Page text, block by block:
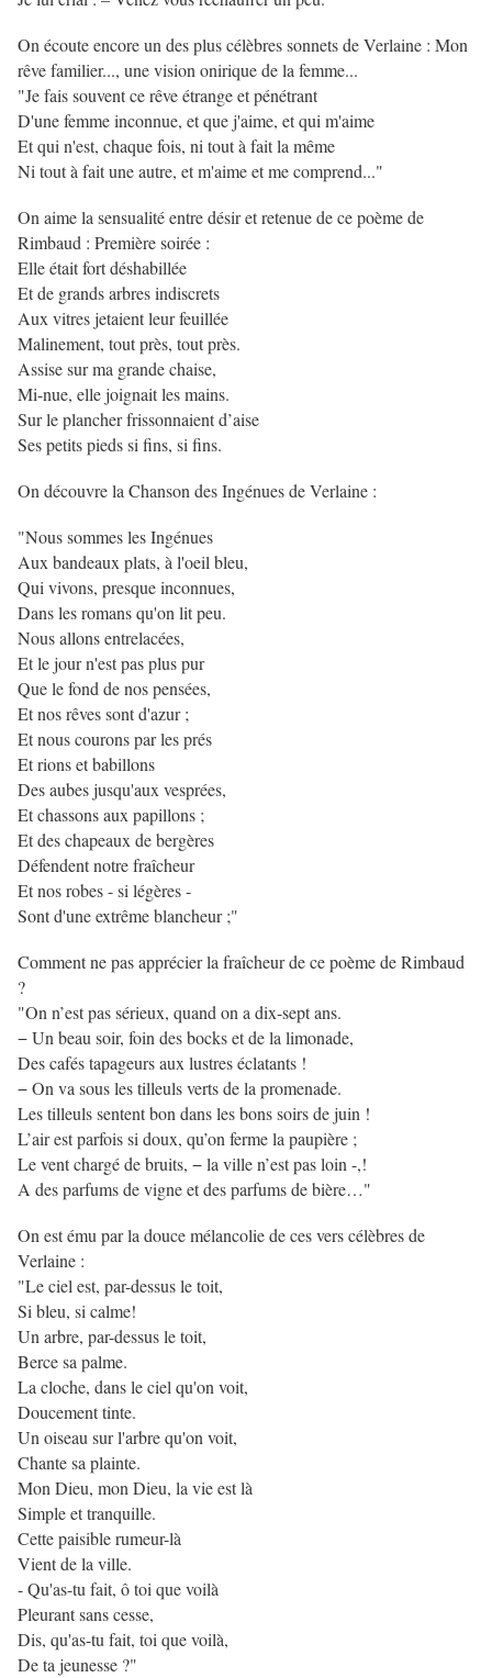
On écoute encore un des plus célèbres sonnets de Verlaine : Mon
rêve familier..., une vision onirique de la femme...
"Je fais souvent ce rêve étrange et pénétrant
D'une femme inconnue, et que j'aime, et qui m'aime
Et qui n'est, chaque fois, ni tout à fait la même
Ni tout à fait une autre, et m'aime et me comprend..."
On aime la sensualité entre désir et retenue de ce poème de
Rimbaud : Première soirée :
Elle était fort déshabillée
Et de grands arbres indiscrets
Aux vitres jetaient leur feuillée
Malinement, tout près, tout près.
Assise sur ma grande chaise,
Mi-nue, elle joignait les mains.
Sur le plancher frissonnaient d’aise
Ses petits pieds si fins, si fins.
On découvre la Chanson des Ingénues de Verlaine :
"Nous sommes les Ingénues
Aux bandeaux plats, à l'oeil bleu,
Qui vivons, presque inconnues,
Dans les romans qu'on lit peu.
Nous allons entrelacées,
Et le jour n'est pas plus pur
Que le fond de nos pensées,
Et nos rêves sont d'azur ;
Et nous courons par les prés
Et rions et babillons
Des aubes jusqu'aux vesprées,
Et chassons aux papillons ;
Et des chapeaux de bergères
Défendent notre fraîcheur
Et nos robes - si légères -
Sont d'une extrême blancheur ;"
Comment ne pas apprécier la fraîcheur de ce poème de Rimbaud
?
"On n’est pas sérieux, quand on a dix-sept ans.
− Un beau soir, foin des bocks et de la limonade,
Des cafés tapageurs aux lustres éclatants !
− On va sous les tilleuls verts de la promenade.
Les tilleuls sentent bon dans les bons soirs de juin !
L’air est parfois si doux, qu’on ferme la paupière ;
Le vent chargé de bruits, − la ville n’est pas loin -,!
A des parfums de vigne et des parfums de bière…"
On est ému par la douce mélancolie de ces vers célèbres de
Verlaine :
"Le ciel est, par-dessus le toit,
Si bleu, si calme!
Un arbre, par-dessus le toit,
Berce sa palme.
La cloche, dans le ciel qu'on voit,
Doucement tinte.
Un oiseau sur l'arbre qu'on voit,
Chante sa plainte.
Mon Dieu, mon Dieu, la vie est là
Simple et tranquille.
Cette paisible rumeur-là
Vient de la ville.
- Qu'as-tu fait, ô toi que voilà
Pleurant sans cesse,
Dis, qu'as-tu fait, toi que voilà,
De ta jeunesse ?"